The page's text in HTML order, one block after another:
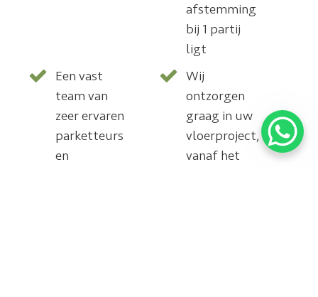
afstemming
bij 1 partij
ligt
Een vast
team van
zeer ervaren
parketteurs
en
Wij
ontzorgen
graag in uw
vloerproject,
vanaf het